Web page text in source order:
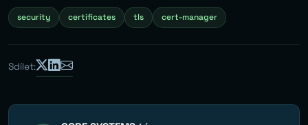
security certificates tls cert-manager
Sdílet: